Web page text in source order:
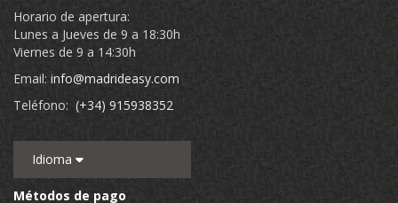
Horario de apertura:
Lunes a Jueves de 9 a 18:30h
Viernes de 9 a 14:30h
Email: info@madrideasy.com
Teléfono: (+34) 915938352
Idioma
Métodos de pago